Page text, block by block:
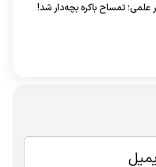
علمی؛ تمساح باکره بچه‌دار شد!